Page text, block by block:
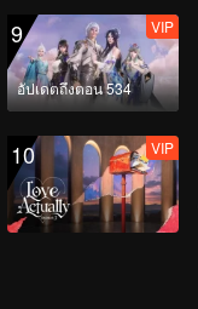
9
อัปเดตถึงตอน 534
VIP
10 VIP